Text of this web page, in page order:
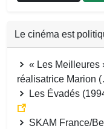
Le cinéma est
« Les Meilleures
réalisatrice Marion
Les Évadés
SKAM France/